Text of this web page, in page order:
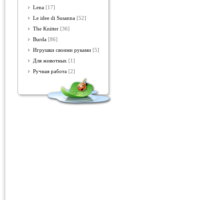
Lena [17]
Le idee di Susanna [52]
The Knitter [36]
Burda [86]
Игрушки своими руками [5]
Для животных [1]
Ручная работа [2]